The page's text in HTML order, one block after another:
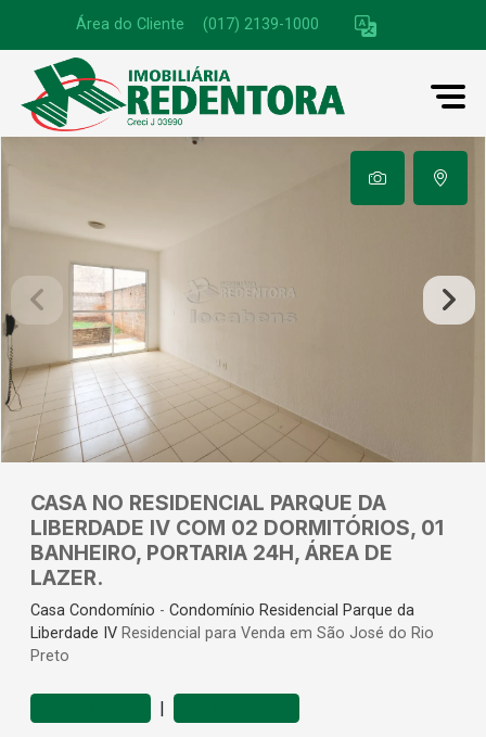
Área do Cliente (017) 2139-1000
CASA NO RESIDENCIAL PARQUE DA
LIBERDADE IV COM 02 DORMITÓRIOS, 01
BANHEIRO, PORTARIA 24H, ÁREA DE
LAZER.
Casa Condomínio - Condomínio Residencial Parque da
Liberdade IV Residencial para Venda em São José do Rio
Preto
|